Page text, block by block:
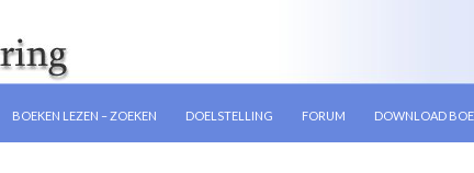
BOEKEN LEZEN – ZOEKEN DOELSTELLING FORUM DOWNLOAD